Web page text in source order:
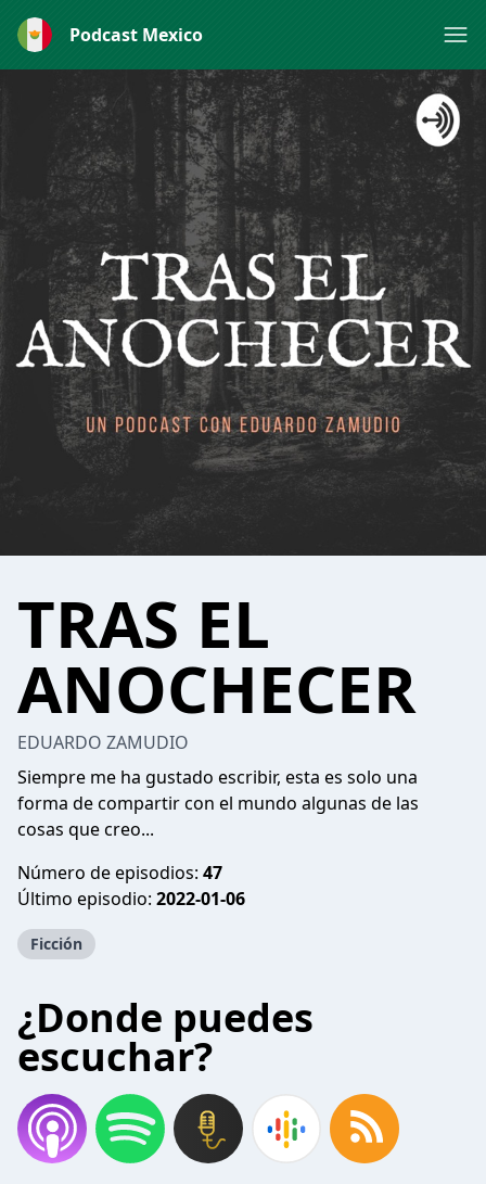
Podcast Mexico
TRAS EL
ANOCHECER
EDUARDO ZAMUDIO
Siempre me ha gustado escribir, esta es solo una
forma de compartir con el mundo algunas de las
cosas que creo...
Número de episodios: 47
Último episodio: 2022-01-06
Ficción
¿Donde puedes
escuchar?